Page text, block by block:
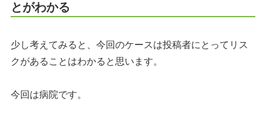
とがわかる
少し考えてみると、今回のケースは投稿者にとってリス
クがあることはわかると思います。
今回は病院です。